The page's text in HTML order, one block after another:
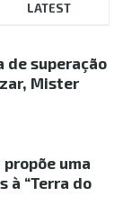
LATEST
de superação
Mister
uma
à “Terra do